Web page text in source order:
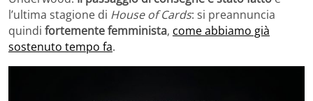
l’ultima stagione di House of Cards: si preannuncia
quindi fortemente femminista, come abbiamo già
sostenuto tempo fa.